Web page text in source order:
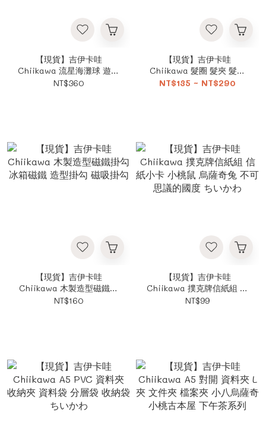
【現貨】吉伊卡哇
Chiikawa 流星海灘球 遊戲
球 充氣球
NT$360
【現貨】吉伊卡哇
Chiikawa 髮圈 髮夾 髮飾
迷你小抓夾 鯊魚夾 烏薩奇
NT$135 ~ NT$290
【現貨】吉伊卡哇
Chiikawa 木製造型磁鐵掛
勾 冰箱磁鐵 造型掛勾 磁吸
NT$160
【現貨】吉伊卡哇
Chiikawa 撲克牌信紙組 信
紙小卡 小桃鼠 烏薩奇兔 不
NT$99